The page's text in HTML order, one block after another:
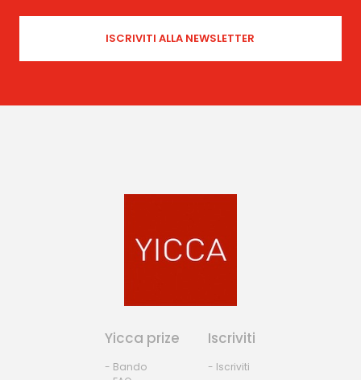
Yicca prize
- Bando
Iscriviti
- Iscriviti